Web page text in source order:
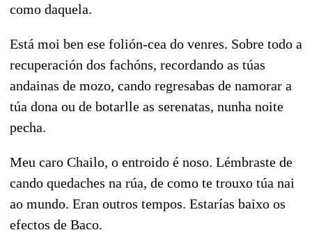
como daquela.
Está moi ben ese folión-cea do venres. Sobre todo a
recuperación dos fachóns, recordando as túas
andainas de mozo, cando regresabas de namorar a
túa dona ou de botarlle as serenatas, nunha noite
pecha.
Meu caro Chailo, o entroido é noso. Lémbraste de
cando quedaches na rúa, de como te trouxo túa nai
ao mundo. Eran outros tempos. Estarías baixo os
efectos de Baco.